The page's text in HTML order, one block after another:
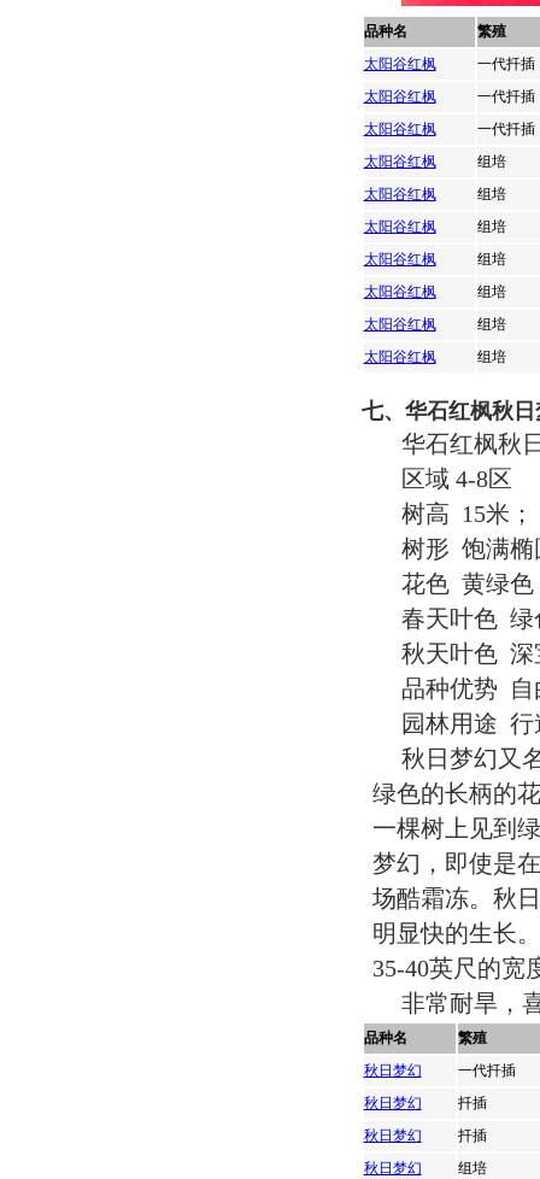
品种名
繁殖
太阳谷红枫
一代扦插
太阳谷红枫
一代扦插
太阳谷红枫
一代扦插
太阳谷红枫
组培
太阳谷红枫
组培
太阳谷红枫
组培
太阳谷红枫
组培
太阳谷红枫
组培
太阳谷红枫
组培
太阳谷红枫
组培
七、华石红枫秋日
华石红枫秋
区域 4-8区
树高 15米
树形 饱满椭
花色 黄绿色
春天叶色 绿
秋天叶色 深
品种优势 自
园林用途 行
秋日梦幻又
绿色的长柄的
一棵树上见到
梦幻，即使是
场酷霜冻。秋
明显快的生长
35-40英尺的宽
非常耐旱，
品种名
繁殖
秋日梦幻
一代扦插
秋日梦幻
扦插
秋日梦幻
扦插
秋日梦幻
组培